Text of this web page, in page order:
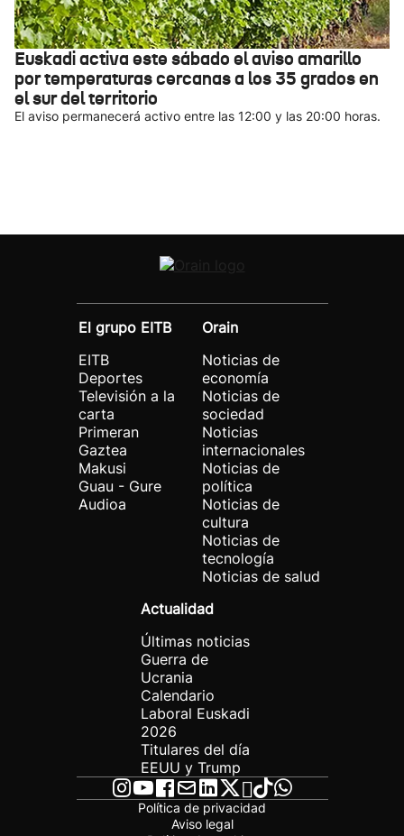
Euskadi activa este sábado el aviso amarillo
por temperaturas cercanas a los 35 grados en
el sur del territorio
El aviso permanecerá activo entre las 12:00 y las 20:00 horas.
El grupo EITB
EITB
Deportes
Televisión a la
carta
Primeran
Gaztea
Makusi
Guau - Gure
Audioa
Orain
Noticias de
economía
Noticias de
sociedad
Noticias
internacionales
Noticias de
política
Noticias de
cultura
Noticias de
tecnología
Noticias de salud
Actualidad
Últimas noticias
Guerra de
Ucrania
Calendario
Laboral Euskadi
2026
Titulares del día
EEUU y Trump
Política de privacidad
Aviso legal